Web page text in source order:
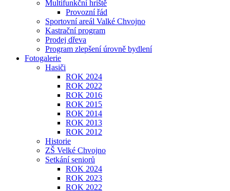
Multifunkční hriště
Provozní řád
Sportovní areál Valké Chvojno
Kastrační program
Prodej dřeva
Program zlepšení úrovně bydlení
Fotogalerie
Hasiči
ROK 2024
ROK 2022
ROK 2016
ROK 2015
ROK 2014
ROK 2013
ROK 2012
Historie
ZŠ Velké Chvojno
Setkání seniorů
ROK 2024
ROK 2023
ROK 2022